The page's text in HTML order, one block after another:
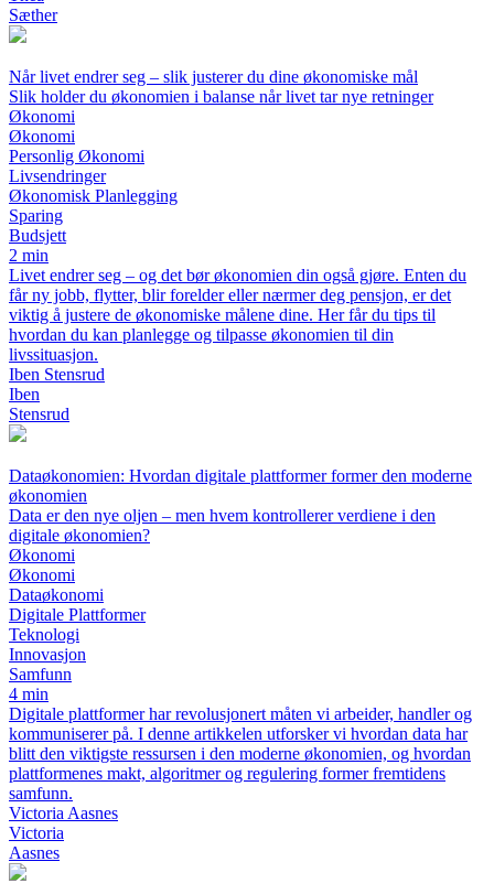
Sæther
Når livet endrer seg – slik justerer du dine økonomiske mål
Slik holder du økonomien i balanse når livet tar nye retninger
Økonomi
Økonomi
Personlig Økonomi
Livsendringer
Økonomisk Planlegging
Sparing
Budsjett
2 min
Livet endrer seg – og det bør økonomien din også gjøre. Enten du
får ny jobb, flytter, blir forelder eller nærmer deg pensjon, er det
viktig å justere de økonomiske målene dine. Her får du tips til
hvordan du kan planlegge og tilpasse økonomien til din
livssituasjon.
Iben Stensrud
Iben
Stensrud
Dataøkonomien: Hvordan digitale plattformer former den moderne
økonomien
Data er den nye oljen – men hvem kontrollerer verdiene i den
digitale økonomien?
Økonomi
Økonomi
Dataøkonomi
Digitale Plattformer
Teknologi
Innovasjon
Samfunn
4 min
Digitale plattformer har revolusjonert måten vi arbeider, handler og
kommuniserer på. I denne artikkelen utforsker vi hvordan data har
blitt den viktigste ressursen i den moderne økonomien, og hvordan
plattformenes makt, algoritmer og regulering former fremtidens
samfunn.
Victoria Aasnes
Victoria
Aasnes